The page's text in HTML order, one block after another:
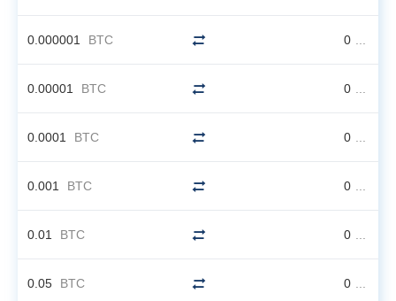
0.000001 BTC 0 ...
0.00001 BTC 0 ...
0.0001 BTC 0 ...
0.001 BTC 0 ...
0.01 BTC 0 ...
0.05 BTC 0 ...